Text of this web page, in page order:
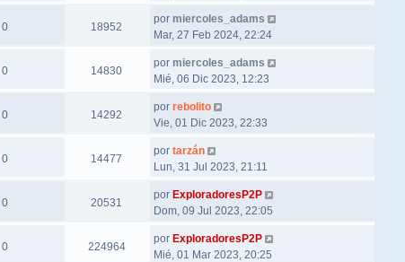
0 18952
por miercoles_adams
Mar, 27 Feb 2024, 22:24
0 14830
por miercoles_adams
Mié, 06 Dic 2023, 12:23
0 14292
por rebolito
Vie, 01 Dic 2023, 22:33
0 14477
por tarzán
Lun, 31 Jul 2023, 21:11
0 20531
por ExploradoresP2P
Dom, 09 Jul 2023, 22:05
0 224964
por ExploradoresP2P
Mié, 01 Mar 2023, 20:25